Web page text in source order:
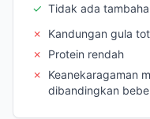
✓ Tidak ada
✗
Kandungan gula
✗
Protein rendah
✗
Keanekaragaman
dibandingkan